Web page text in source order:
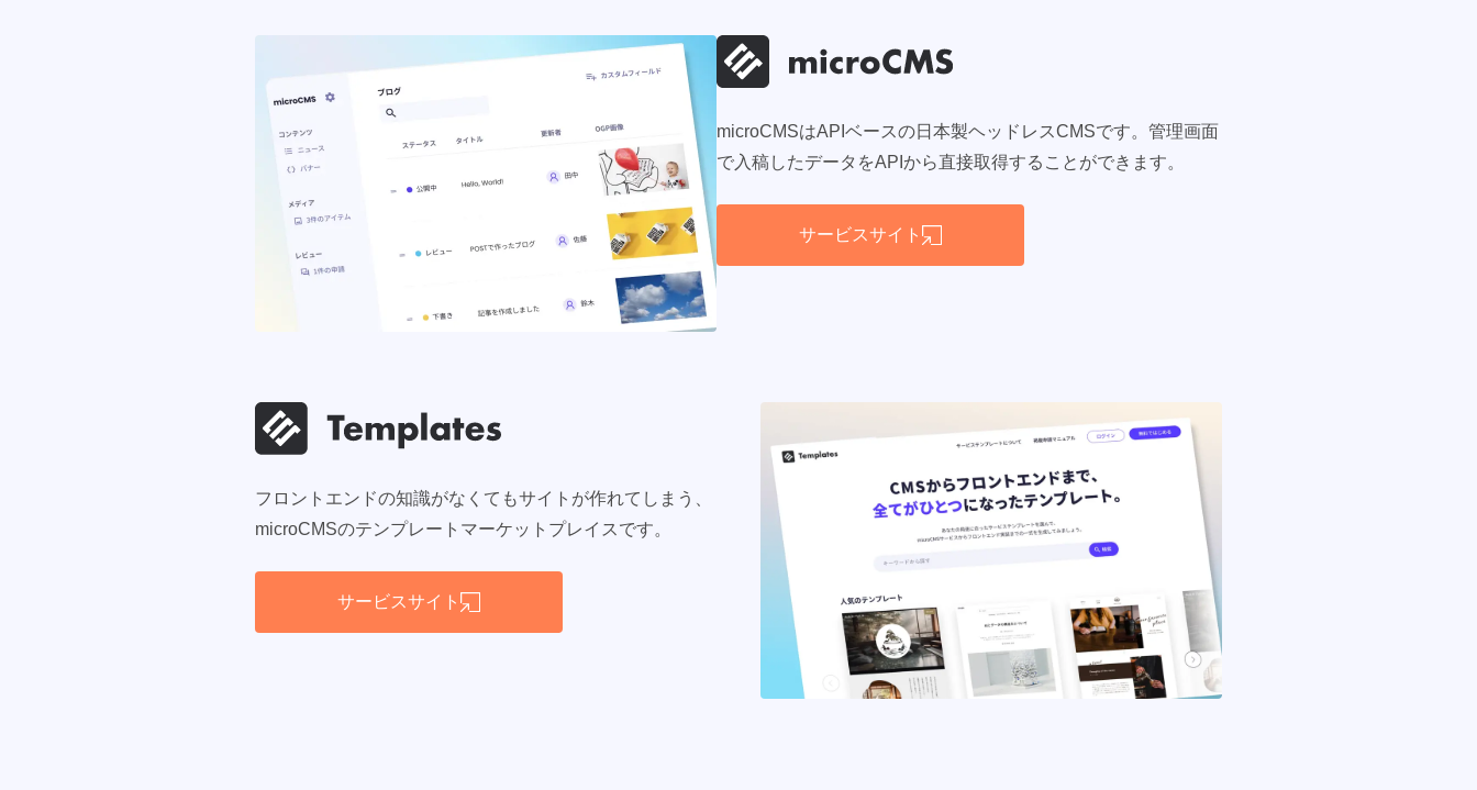
microCMSはAPIベースの日本製ヘッドレスCMSです。管理画面
で入稿したデータをAPIから直接取得することができます。
サービスサイト
フロントエンドの知識がなくてもサイトが作れてしまう、
microCMSのテンプレートマーケットプレイスです。
サービスサイト